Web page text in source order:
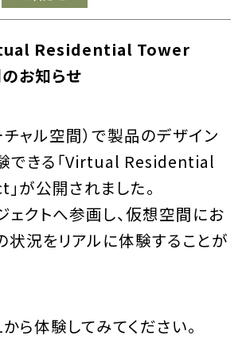
Residential Tower
お知らせ
ャル空間）で製品のデザイン
できる「Virtual Residential
が公開されました。
ェクトへ参画し、仮想空間にお
状況をリアルに体験することが
ら体験してみてください。